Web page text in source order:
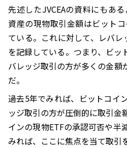
先述したJVCEAの資料にもあ
資産の現物取引金額はビット
ている。これに対して、レバ
を記録している。つまり、ビッ
バレッジ取引の方が多くの金額
だ。
過去5年でみれば、ビットコイ
ッジ取引の方が圧倒的に取引金
インの現物ETFの承認可否や半
みれば、ここに焦点を当て取引